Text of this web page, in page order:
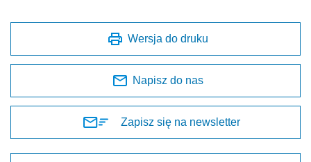
Wersja do druku
Napisz do nas
Zapisz się na newsletter